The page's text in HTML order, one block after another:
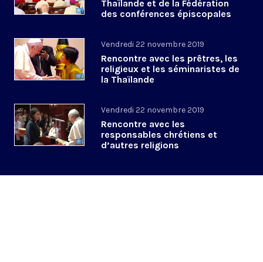
Thaïlande et de la Fédération
des conférences épiscopales
Vendredi 22 novembre 2019
Rencontre avec les prêtres, les
religieux et les séminaristes de
la Thaïlande
Vendredi 22 novembre 2019
Rencontre avec les
responsables chrétiens et
d’autres religions